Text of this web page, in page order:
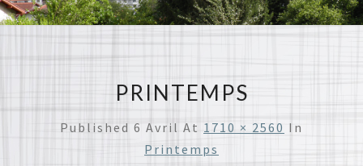
PRINTEMPS
Published 6 Avril At 1710 × 2560 In
Printemps